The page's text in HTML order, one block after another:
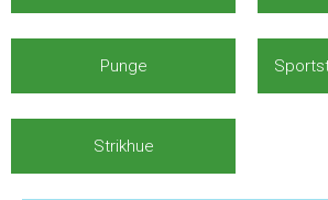
Punge
Strikhue